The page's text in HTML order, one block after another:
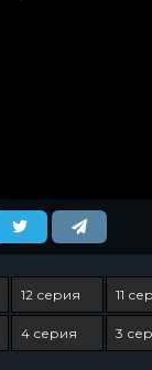
12 серия 11
4 серия 3